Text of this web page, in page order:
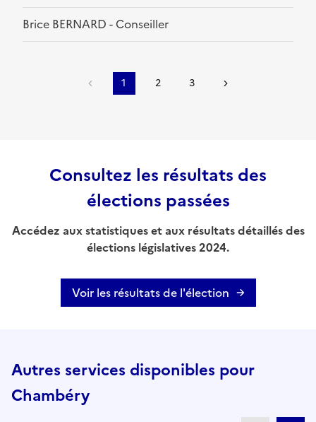
Brice BERNARD - Conseiller
1 2 3
Consultez les résultats des
élections passées
Accédez aux statistiques et aux résultats détaillés des
élections législatives 2024.
Voir les résultats de l'élection
Autres services disponibles pour
Chambéry